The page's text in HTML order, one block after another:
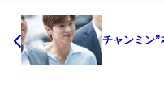
チャンミン”